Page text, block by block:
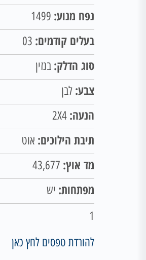
נפח מנוע:
בעלים קודמים:
סוג הדלק: בנזין
צבע: לבן
הנעה:
תיבת הילוכים: אוט
מד אוץ:
מפתחות: יש
1
להורדת טפסים לחץ כאן